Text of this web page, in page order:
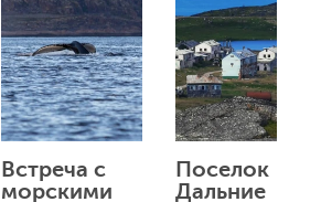
Встреча с
морскими
Поселок
Дальние